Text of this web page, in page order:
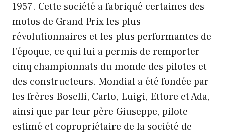
1957. Cette société a fabriqué certaines des
motos de Grand Prix les plus
révolutionnaires et les plus performantes de
l’époque, ce qui lui a permis de remporter
cinq championnats du monde des pilotes et
des constructeurs. Mondial a été fondée par
les frères Boselli, Carlo, Luigi, Ettore et Ada,
ainsi que par leur père Giuseppe, pilote
estimé et copropriétaire de la société de